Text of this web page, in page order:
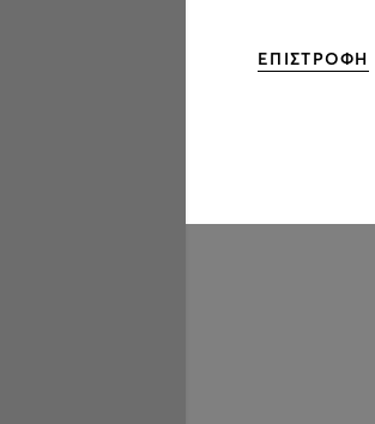
ΕΠΙΣΤΡΟΦΗ